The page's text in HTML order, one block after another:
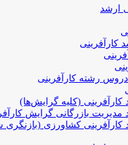
ارشد
کارآفرینی
دروس رشته کارآفرینی
(کلیه گرایش‌ها)
بازرگانی گرایش
کشاورزی (بازنگری